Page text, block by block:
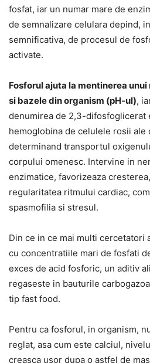
fosfat, iar un numar mare de
de semnalizare celulara depind,
semnificativa, de procesul de
activate.
Fosforul ajuta la mentinerea
si bazele din organism (pH-ul),
denumirea de 2,3-difosfoglicerat
hemoglobina de celulele rosii ale
determinand transportul
corpului omenesc. Intervine in
enzimatice, favorizeaza
regularitatea ritmului cardiac,
spasmofilia si stresul.
Din ce in ce mai multi cercetatori
cu concentratiile mari de fosfati
exces de acid fosforic, un aditiv
regaseste in bauturile
tip fast food.
Pentru ca fosforul, in organism,
reglat, asa cum este calciul,
creasca usor dupa o astfel de